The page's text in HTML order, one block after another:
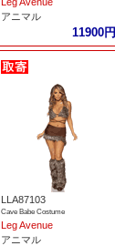
アニマル
11900円
LLA87103
Cave Babe Costume
Leg Avenue
アニマル